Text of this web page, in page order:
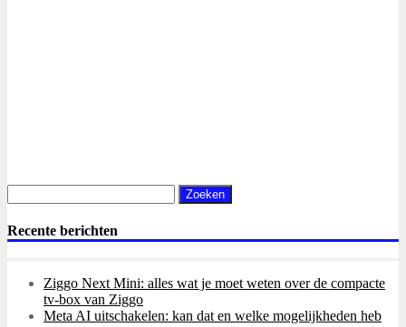
naar:
Recente berichten
Ziggo Next Mini: alles wat je moet weten over de compacte
tv-box van Ziggo
Meta AI uitschakelen: kan dat en welke mogelijkheden heb